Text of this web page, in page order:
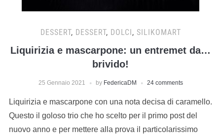
DESSERT, DESSERT, DOLCI, SILIKOMART
Liquirizia e mascarpone: un entremet da…
brivido!
25 Gennaio 2021 by FedericaDM 24 comments
Liquirizia e mascarpone con una nota decisa di caramello.
Questo il goloso trio che ho scelto per il primo post del
nuovo anno e per mettere alla prova il particolarissimo